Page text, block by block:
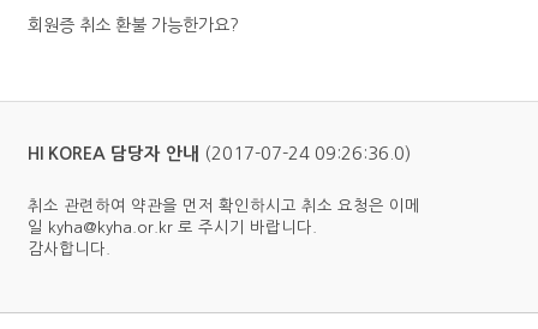
회원증 취소 환불 가능한가요?
HI KOREA 담당자 안내 (2017-07-24 09:26:36.0)
취소 관련하여 약관을 먼저 확인하시고 취소 요청은 이메
일 kyha@kyha.or.kr 로 주시기 바랍니다.
감사합니다.